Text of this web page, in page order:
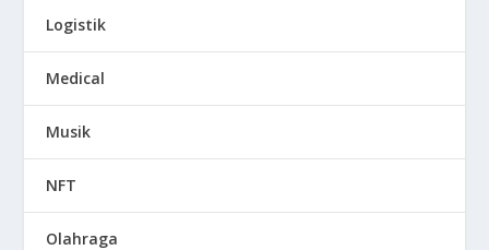
Logistik
Medical
Musik
NFT
Olahraga